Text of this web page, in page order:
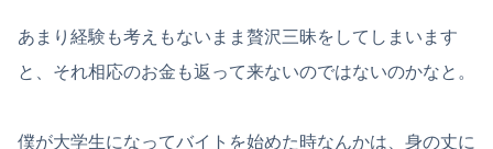
あまり経験も考えもないまま贅沢三昧をしてしまいます
と、それ相応のお金も返って来ないのではないのかなと。
僕が大学生になってバイトを始めた時なんかは、身の丈に